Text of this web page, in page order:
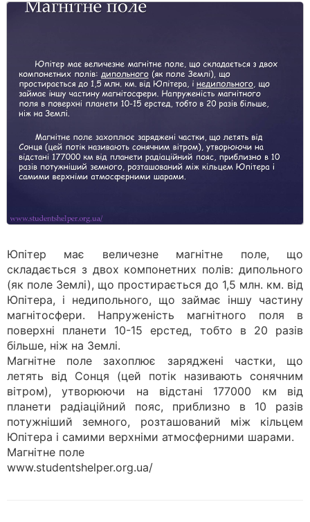
Юпітер має величезне магнітне поле, що
складається з двох компонетних полів: дипольного
(як поле Землі), що простирається до 1,5 млн. км. від
Юпітера, і недипольного, що займає іншу частину
магнітосфери. Напруженість магнітного поля в
поверхні планети 10-15 ерстед, тобто в 20 разів
більше, ніж на Землі.
Магнітне поле захоплює заряджені частки, що
летять від Сонця (цей потік називають сонячним
вітром), утворюючи на відстані 177000 км від
планети радіаційний пояс, приблизно в 10 разів
потужніший земного, розташований між кільцем
Юпітера і самими верхніми атмосферними шарами.
Магнітне поле
www.studentshelper.org.ua/